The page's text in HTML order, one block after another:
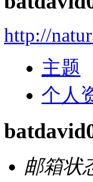
http://
主题
个人
邮箱状